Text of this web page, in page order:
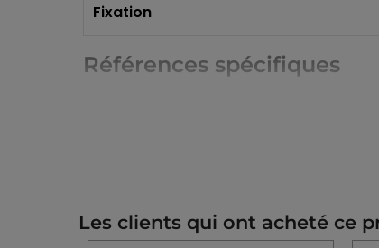
Fixation
Références spécifiques
Les clients qui ont acheté ce